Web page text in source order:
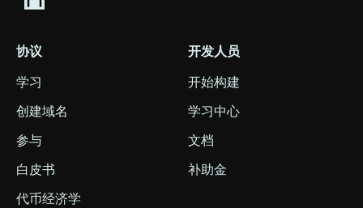
协议
学习
创建域名
参与
白皮书
代币经济学
开发人员
开始构建
学习中心
文档
补助金